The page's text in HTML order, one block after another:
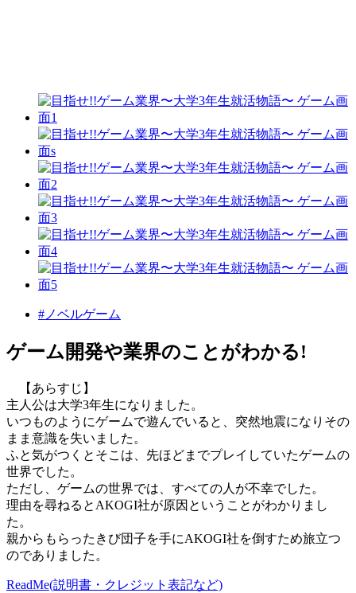
#ノベルゲーム
ゲーム開発や業界のことがわかる!
【あらすじ】
主人公は大学3年生になりました。
いつものようにゲームで遊んでいると、突然地震になりその
まま意識を失いました。
ふと気がつくとそこは、先ほどまでプレイしていたゲームの
世界でした。
ただし、ゲームの世界では、すべての人が不幸でした。
理由を尋ねるとAKOGI社が原因ということがわかりまし
た。
親からもらったきび団子を手にAKOGI社を倒すため旅立つ
のでありました。
ReadMe(説明書・クレジット表記など)